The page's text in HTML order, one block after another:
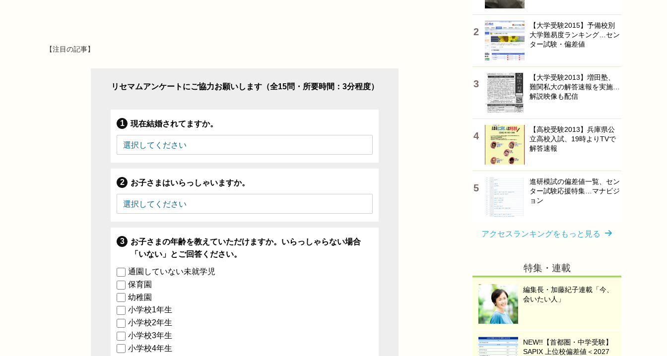
【注目の記事】
リセマムアンケートにご協力お願いします（全15問・所要時間：3分程度）
現在結婚されてますか。
お子さまはいらっしゃいますか。
お子さまの年齢を教えていただけますか。いらっしゃらない場合
「いない」とご回答ください。
通園していない未就学児
保育園
幼稚園
小学校1年生
小学校2年生
小学校3年生
小学校4年生
【大学受験2015】予備校別
大学難易度ランキング…セン
ター試験・偏差値
【大学受験2013】増田塾、
難関私大の解答速報を実施…
解説映像も配信
【高校受験2013】兵庫県公
立高校入試、19時よりTVで
解答速報
進研模試の偏差値一覧、セン
ター試験応援特集…マナビジ
ョン
アクセスランキングをもっと見る
特集・連載
編集長・加藤紀子連載「今、
会いたい人」
NEW!!【首都圏・中学受験】
SAPIX 上位校偏差値＜2027